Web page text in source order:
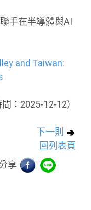
手在半導體與AI
and Taiwan:
間：2025-12-12）
下一則
回列表頁
享